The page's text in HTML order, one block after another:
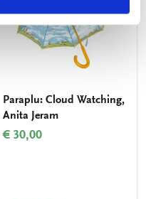
Paraplu: Cloud Watching,
Anita Jeram
€ 30,00